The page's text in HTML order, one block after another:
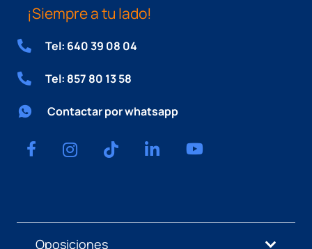
¡Siempre a tu lado!
Tel: 640 39 08 04
Tel: 857 80 13 58
Contactar por whatsapp
Oposiciones